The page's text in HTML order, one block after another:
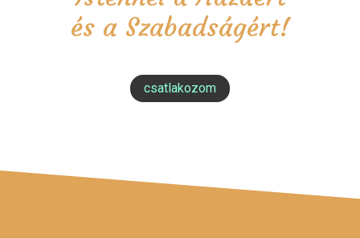
és a Szabadságért!
csatlakozom